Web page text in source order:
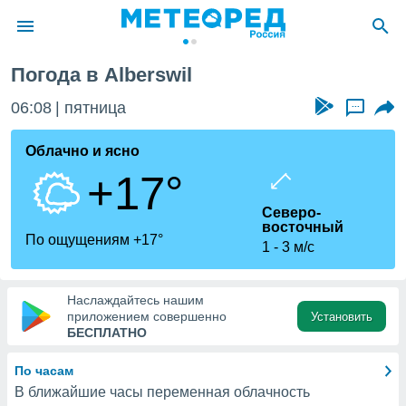
о
Вы можете
к этому
доступ
Погода в Alberswil
06:08 пятница ...
Облачно и ясно
+17°
По ощущениям +17°
Северо-
восточный
1
3 м/с
Наслаждайтесь нашим
приложением совершенно
БЕСПЛАТНО
Установить
По часам
В ближайшие часы переменная облачность